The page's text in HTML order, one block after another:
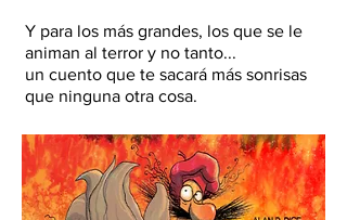
Y para los más grandes, los que se le
animan al terror y no tanto...
un cuento que te sacará más sonrisas
que ninguna otra cosa.